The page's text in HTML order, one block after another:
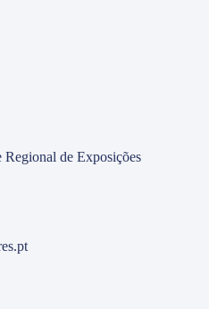
Regional de Exposições